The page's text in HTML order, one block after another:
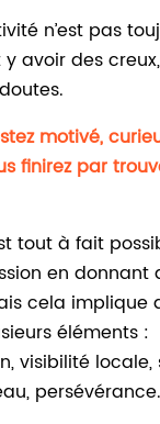
n’est pas
avoir des
motivé,
finirez par
tout à fait
en donnant
cela implique
éléments :
visibilité locale,